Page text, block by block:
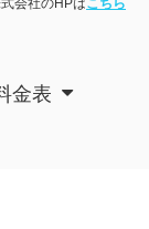
金表